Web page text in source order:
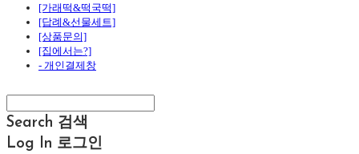
[가래떡&떡국떡]
[답례&선물세트]
[상품문의]
[집에서는?]
- 개인결제창
Search 검색
Log In 로그인